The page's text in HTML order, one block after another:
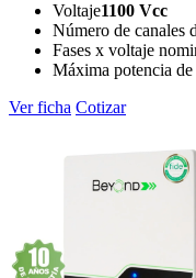
Voltaje1100 Vcc
Número de canales
Fases x voltaje
Máxima potencia de
Ver ficha Cotizar